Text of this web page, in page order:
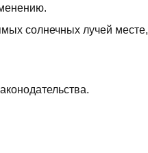
солнечных лучей месте,